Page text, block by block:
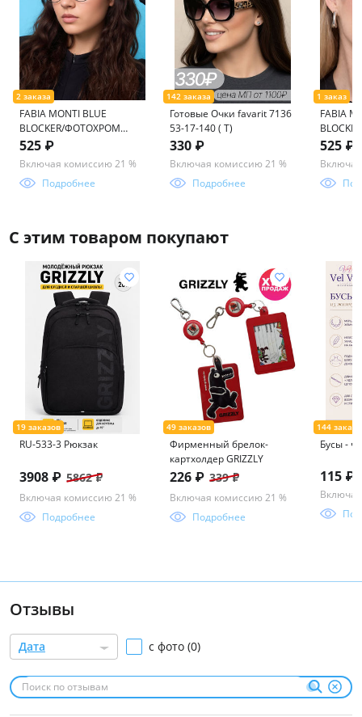
FABIA MONTI BLUE
BLOCKER/ФОТОХРОМ
FM517 57-18-145
525 ₽
Включая комиссию 21 %
Подробнее
Готовые Очки favarit 7136
53-17-140 ( Т)
330 ₽
Включая комиссию 21 %
Подробнее
FABIA
FM0518
525 ₽
С этим товаром покупают
RU-533-3 Рюкзак
3908 ₽ 5862 ₽
Включая комиссию 21 %
Подробнее
Фирменный брелок-
картхолдер GRIZZLY
226 ₽ 339 ₽
Включая комиссию 21 %
Подробнее
Бусы -
115 ₽
Отзывы
Дата с фото (0)